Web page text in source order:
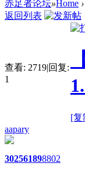
赤足者论坛»Home ›
返回列表
查看: 2719|回复:
1
[复
aapary
302561898802